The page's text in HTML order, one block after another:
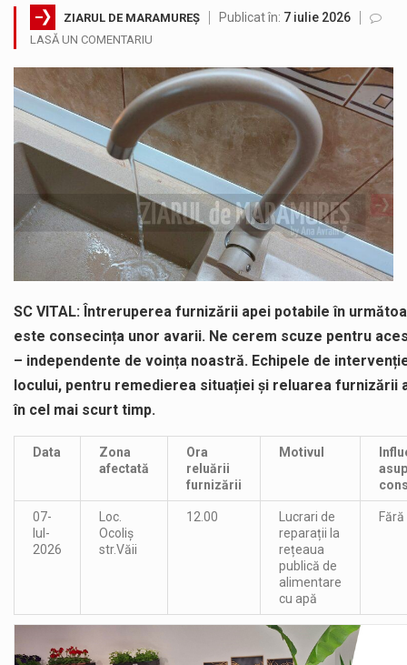
Noile statii de călători, achizitionate la preț de garsonieră per bucată, dezamăgesc total cetățenii care folosesc mijloacele de transport în…
Municipiul Baia Mare, prin Serviciul Public Comunitar Local de Evidență a Persoanelor - Serviciul Evidența Persoanelor, îi informează pe cetățenii…
Fostul deputat si primar Cătălin Cherecheș a fost invitat la Horia Nasra Show unde a sustinut o dezbatere pe teme…
Pompierii militari si un echipaj SMURD au intervenit in aceasta dimineata la degajarea unei persoane care a fost găsită spânzurată…
Liceul Ucrainean „Taras Șevcenko” din Sighetu Marmației, singurul liceu din România cu predare în limba ucraineană, are potențialul de a-și…
Proiectul pentru reconstrucția definitivă a podului peste râul Săsar din Baia Mare avansează într-o nouă etapă concretă. După asigurarea finanțării…
ZIARUL DE MARAMUREȘ Publicat în: 7 iulie 2026
LASĂ UN COMENTARIU
SC VITAL: Întreruperea furnizării apei potabile în
este consecința unor avarii. Ne cerem scuze pentru
– independente de voința noastră. Echipele de
locului, pentru remedierea situației și reluarea furnizării
în cel mai scurt timp.
Data
Zona
afectată
Ora
reluării
furnizării
Motivul
07-
Iul-
2026
Loc.
Ocoliș
str.Văii
12.00
Lucrari de
reparații la
rețeaua
publică de
alimentare
cu apă